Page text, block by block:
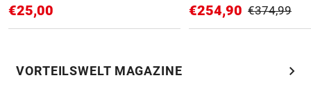
€25,00 €254,90 €374,99
VORTEILSWELT MAGAZINE chevron_right